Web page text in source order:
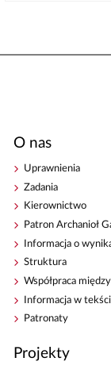
O nas
Uprawnienia
Zadania
Kierownictwo
Patron Archanioł
Informacja o
Struktura
Współpraca
Informacja w
Patronaty
Projekty